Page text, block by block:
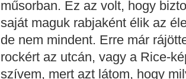
műsorban. Ez az volt, hogy
saját maguk rabjaként élik az
de nem mindent. Erre már
rockért az utcán, vagy a Rice-
szívem, mert azt látom, hogy